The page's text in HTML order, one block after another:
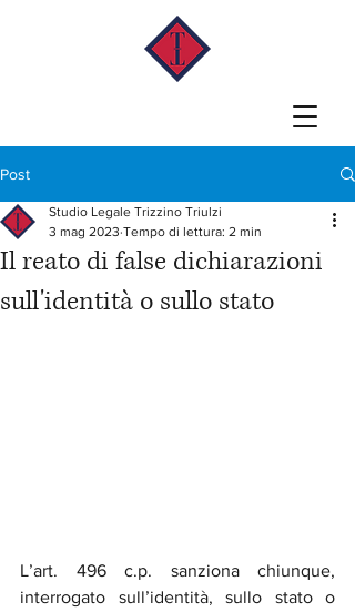
Post
Il reato di false dichiarazioni
sull'identità o sullo stato
Studio Legale Trizzino Triulzi
3 mag 2023 Tempo di lettura: 2 min
L’art. 496 c.p. sanziona chiunque,
interrogato sull’identità, sullo stato o